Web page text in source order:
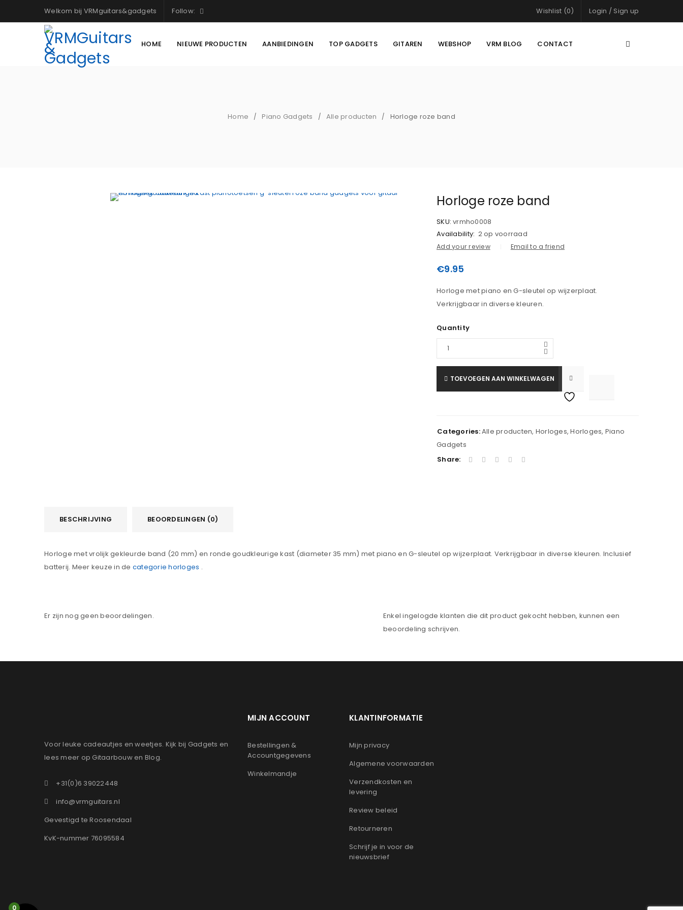
JE WACHTWOORD VERGETEN?
Welkom bij VRMguitars&gadgets Follow: Login / Sign up
Wishlist (0)
HOME NIEUWE PRODUCTEN AANBIEDINGEN TOP GADGETS GITAREN WEBSHOP VRM BLOG CONTACT
Home / Piano Gadgets / Alle producten / Horloge roze band
Horloge roze band
SKU: vrmho0008
Availability: 2 op voorraad
Add your review Email to a friend
€9.95
Horloge met piano en G-sleutel op wijzerplaat.
Verkrijgbaar in diverse kleuren.
Quantity
TOEVOEGEN AAN WINKELWAGEN
Categories:Alle producten, Horloges,Horloges, Piano
Gadgets
Share:
BESCHRIJVING BEOORDELINGEN (0)
Horloge met vrolijk gekleurde band (20 mm) en ronde goudkleurige kast (diameter 35 mm) met piano en G-sleutel op wijzerplaat. Verkrijgbaar in diverse kleuren. Inclusief
batterij. Meer keuze in de categorie horloges .
Er zijn nog geen beoordelingen.
Enkel ingelogde klanten die dit product gekocht hebben, kunnen een
beoordeling schrijven.
Voor leuke cadeautjes en weetjes. Kijk bij Gadgets en
lees meer op Gitaarbouw en Blog.
+31(0)6 39022448
info@vrmguitars.nl
Gevestigd te Roosendaal
KvK-nummer 76095584
MIJN ACCOUNT
Bestellingen &
Accountgegevens
Winkelmandje
KLANTINFORMATIE
Mijn privacy
Algemene voorwaarden
Verzendkosten en
levering
Review beleid
Retourneren
Schrijf je in voor de
nieuwsbrief
0